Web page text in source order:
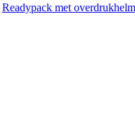
Readypack met overdrukhelm